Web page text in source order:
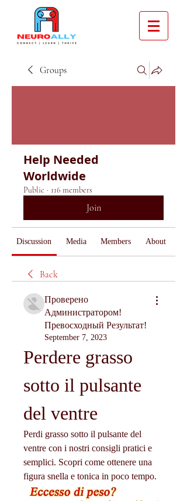
Groups
Help Needed
Worldwide
Public · 116 members
Join
Discussion Media Members About
Back
Проверено
Администратором!
Превосходный Результат!
September 7, 2023
Perdere grasso
sotto il pulsante
del ventre
Perdi grasso sotto il pulsante del
ventre con i nostri consigli pratici e
semplici. Scopri come ottenere una
figura snella e tonica in poco tempo.